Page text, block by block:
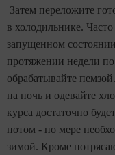
Затем переложите
в холодильнике.
запущенном
протяжении недели
обрабатывайте
на ночь и одевайте
курса достаточно
потом - по мере
зимой. Кроме